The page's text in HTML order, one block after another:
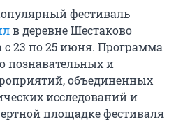
фестиваль
в деревне Шестаково
с 23 по 25 июня. Программа
познавательных и
объединенных
исследований и
площадке фестиваля